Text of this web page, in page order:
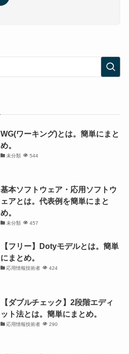
WG(ワーキング)とは。簡単にまと
め。
未分類 544
基本ソフトウェア・応用ソフトウ
ェアとは。代表例を簡単にまと
め。
未分類 457
【フリー】Dotyモデルとは。簡単
にまとめ。
応用情報技術者 424
【ダブルチェック】2段階エディ
ット法とは。簡単にまとめ。
応用情報技術者 290